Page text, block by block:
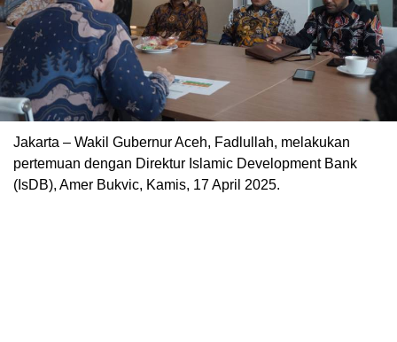
Jakarta – Wakil Gubernur Aceh, Fadlullah, melakukan
pertemuan dengan Direktur Islamic Development Bank
(IsDB), Amer Bukvic, Kamis, 17 April 2025.